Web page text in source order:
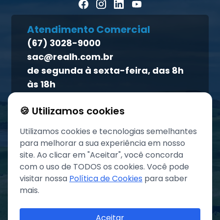
Direito dos titulares
Política de qualidade
Atendimento ao titular
Canal de ética
Blog Pecuária Forte
Homeopet
Atendimento Comercial
(67) 3028-9000
sac@realh.com.br
de segunda à sexta-feira, das 8h
às 18h
Grupo REAL. Todos os direitos reservados.
🍪 Utilizamos cookies
Utilizamos cookies e tecnologias semelhantes
para melhorar a sua experiência em nosso
site. Ao clicar em "Aceitar", você concorda
com o uso de TODOS os cookies. Você pode
visitar nossa Política de Cookies para saber
mais.